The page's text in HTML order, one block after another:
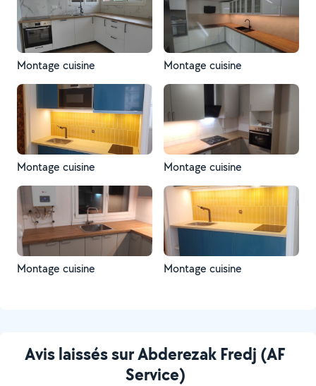
Montage cuisine Montage cuisine
Montage cuisine Montage cuisine
Montage cuisine Montage cuisine
Avis laissés sur Abderezak Fredj (AF
Service)